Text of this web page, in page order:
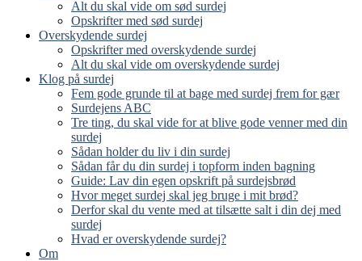
Alt du skal vide om sød surdej
Opskrifter med sød surdej
Overskydende surdej
Opskrifter med overskydende surdej
Alt du skal vide om overskydende surdej
Klog på surdej
Fem gode grunde til at bage med surdej frem for gær
Surdejens ABC
Tre ting, du skal vide for at blive gode venner med din
surdej
Sådan holder du liv i din surdej
Sådan får du din surdej i topform inden bagning
Guide: Lav din egen opskrift på surdejsbrød
Hvor meget surdej skal jeg bruge i mit brød?
Derfor skal du vente med at tilsætte salt i din dej med
surdej
Hvad er overskydende surdej?
Om